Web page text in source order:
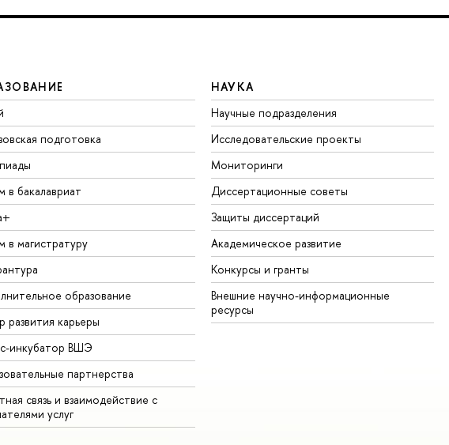
подготовка
в бакалавриат
в магистратуру
образование
развития карьеры
инкубатор ВШЭ
партнерства
связь и взаимодействие с
услуг
НАУКА
Научные подразделения
Исследовательские проекты
Мониторинги
Диссертационные советы
Защиты диссертаций
Академическое развитие
Конкурсы и гранты
Внешние научно-информационные
ресурсы